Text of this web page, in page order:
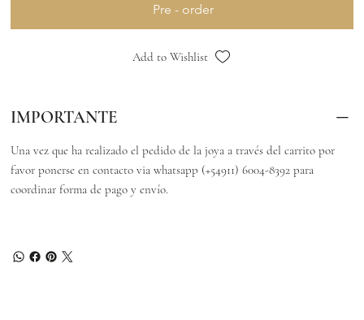
Pre - order
Add to Wishlist
IMPORTANTE
Una vez que ha realizado el pedido de la joya a través del carrito por
favor ponerse en contacto via whatsapp (+54911) 6004-8392 para
coordinar forma de pago y envío.